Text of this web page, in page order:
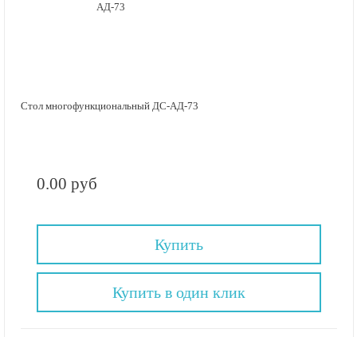
Стол многофункциональный ДС-АД-73
0.00 руб
Купить
Купить в один клик